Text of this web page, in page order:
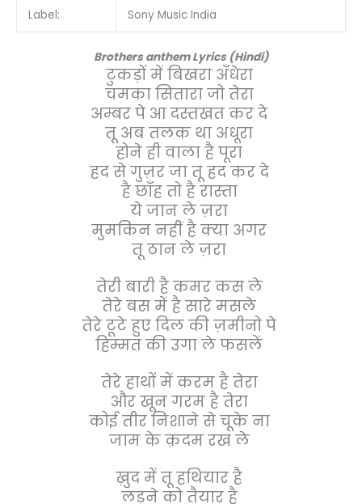
Label: Sony Music India
Brothers anthem Lyrics (Hindi)
टुकड़ों में बिखरा अँधेरा
चमका सितारा जो तेरा
अम्बर पे आ दस्तखत कर दे
तू अब तलक था अधूरा
होने ही वाला है पूरा
हद से गुज़र जा तू हद कर दे
है छाँह तो है रास्ता
ये जान ले ज़रा
मुमकिन नहीं है क्या अगर
तू ठान ले ज़रा
तेरी बारी है कमर कस ले
तेरे बस में है सारे मसले
तेरे टूटे हुए दिल की ज़मीनो पे
हिम्मत की उगा ले फसलें
तेरे हाथों में करम है तेरा
और खून गरम है तेरा
कोई तीर निशाने से चूके ना
जाम के क़दम रख ले
ख़ुद में तू हथियार है
लड़ने को तैयार है